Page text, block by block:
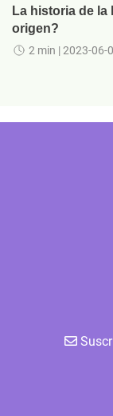
La historia de
origen?
2 min | 2023-06-